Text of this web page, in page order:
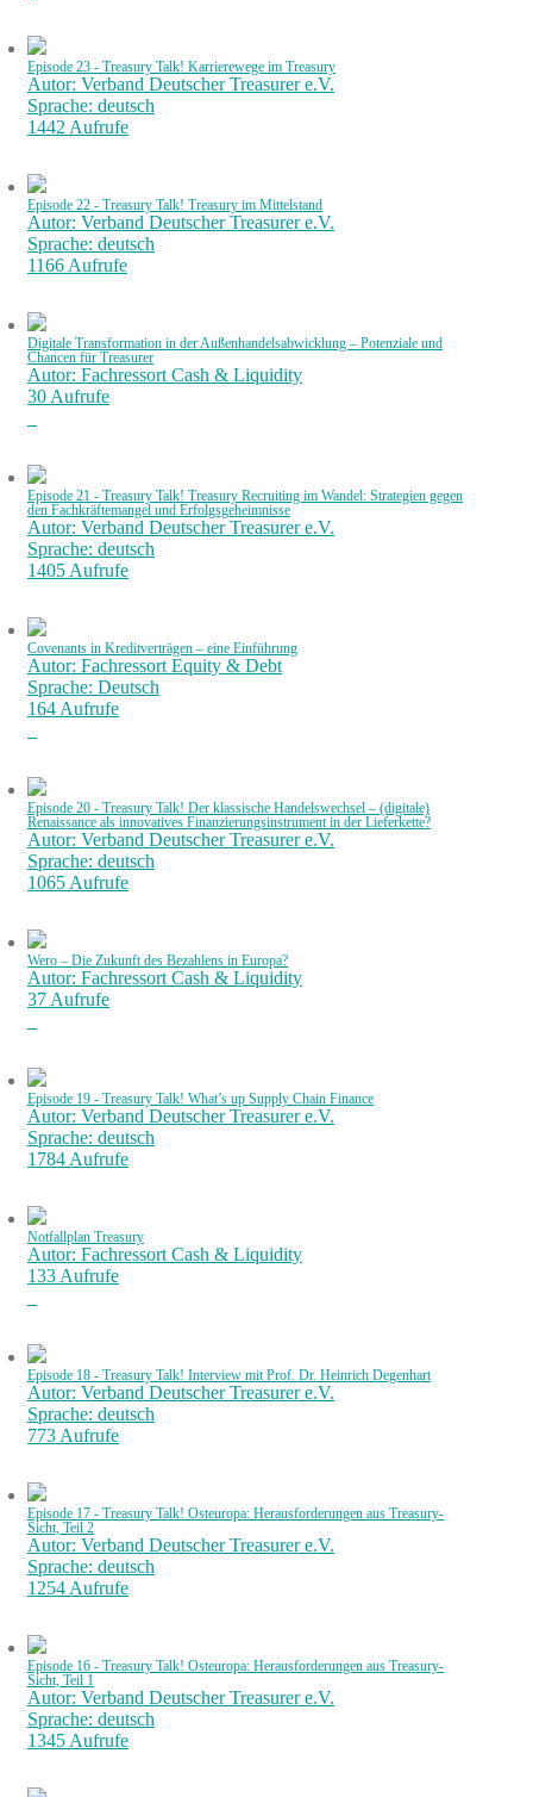
Episode 23 - Treasury Talk! Karrierewege im Treasury
Autor: Verband Deutscher Treasurer e.V.
Sprache: deutsch
1442 Aufrufe
Episode 22 - Treasury Talk! Treasury im Mittelstand
Autor: Verband Deutscher Treasurer e.V.
Sprache: deutsch
1166 Aufrufe
Digitale Transformation in der Außenhandelsabwicklung – Potenziale und
Chancen für Treasurer
Autor: Fachressort Cash & Liquidity
30 Aufrufe
Episode 21 - Treasury Talk! Treasury Recruiting im Wandel: Strategien gegen
den Fachkräftemangel und Erfolgsgeheimnisse
Autor: Verband Deutscher Treasurer e.V.
Sprache: deutsch
1405 Aufrufe
Covenants in Kreditverträgen – eine Einführung
Autor: Fachressort Equity & Debt
Sprache: Deutsch
164 Aufrufe
Episode 20 - Treasury Talk! Der klassische Handelswechsel – (digitale)
Renaissance als innovatives Finanzierungsinstrument in der Lieferkette?
Autor: Verband Deutscher Treasurer e.V.
Sprache: deutsch
1065 Aufrufe
Wero – Die Zukunft des Bezahlens in Europa?
Autor: Fachressort Cash & Liquidity
37 Aufrufe
Episode 19 - Treasury Talk! What’s up Supply Chain Finance
Autor: Verband Deutscher Treasurer e.V.
Sprache: deutsch
1784 Aufrufe
Notfallplan Treasury
Autor: Fachressort Cash & Liquidity
133 Aufrufe
Episode 18 - Treasury Talk! Interview mit Prof. Dr. Heinrich Degenhart
Autor: Verband Deutscher Treasurer e.V.
Sprache: deutsch
773 Aufrufe
Episode 17 - Treasury Talk! Osteuropa: Herausforderungen aus Treasury-
Sicht, Teil 2
Autor: Verband Deutscher Treasurer e.V.
Sprache: deutsch
1254 Aufrufe
Episode 16 - Treasury Talk! Osteuropa: Herausforderungen aus Treasury-
Sicht, Teil 1
Autor: Verband Deutscher Treasurer e.V.
Sprache: deutsch
1345 Aufrufe